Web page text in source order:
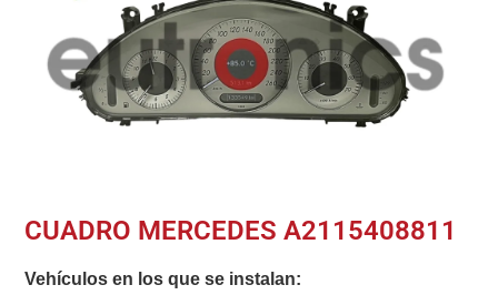
CUADRO MERCEDES A2115408811
Vehículos en los que se instalan: